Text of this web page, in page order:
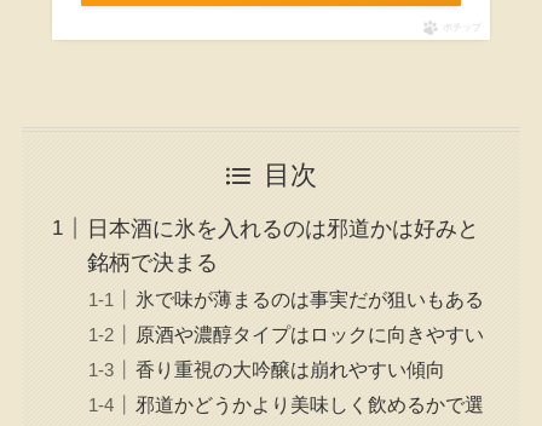
ポチップ
目次
日本酒に氷を入れるのは邪道かは好みと
銘柄で決まる
氷で味が薄まるのは事実だが狙いもある
原酒や濃醇タイプはロックに向きやすい
香り重視の大吟醸は崩れやすい傾向
邪道かどうかより美味しく飲めるかで選